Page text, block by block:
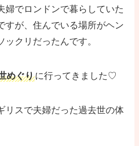
婦でロンドンで暮らしていた
すが、住んでいる場所がヘン
ックリだったんです。
めぐりに行ってきました♡
リスで夫婦だった過去世の体